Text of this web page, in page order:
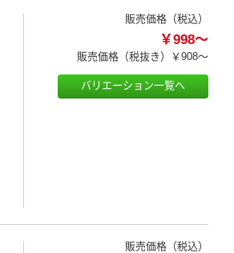
販売価格（税込）
￥998～
販売価格（税抜き） ￥908～
バリエーション一覧へ
販売価格（税込）